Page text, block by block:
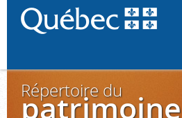
Répertoire du
patrimoine